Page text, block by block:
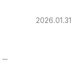
2026.01.31